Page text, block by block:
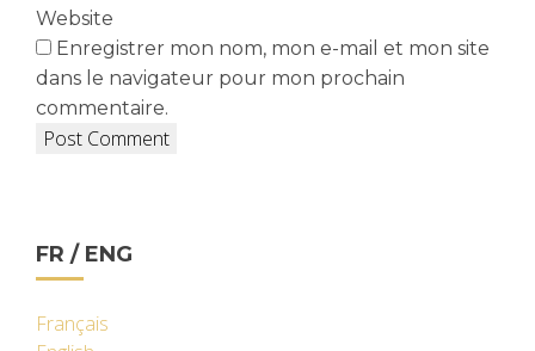
Website
Enregistrer mon nom, mon e-mail et mon site
dans le navigateur pour mon prochain
commentaire.
FR / ENG
Français